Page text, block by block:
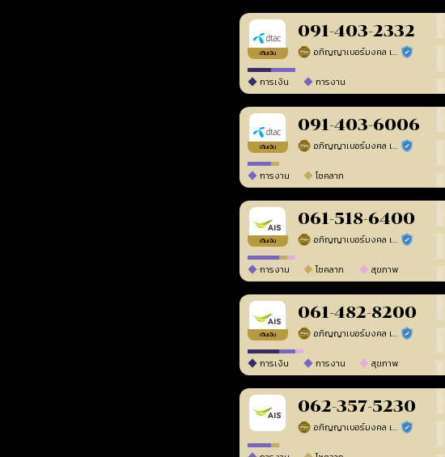
เติมเงิน
091-403-2332
อภิญญาเบอร์มงคล เบอร์สวยเลขศาสตร์ ร้านยืนยันแล้ว
การเงิน การงาน
เติมเงิน
091-403-6006
อภิญญาเบอร์มงคล เบอร์สวยเลขศาสตร์ ร้านยืนยันแล้ว
การงาน โชคลาภ
เติมเงิน
061-518-6400
อภิญญาเบอร์มงคล เบอร์สวยเลขศาสตร์ ร้านยืนยันแล้ว
การงาน โชคลาภ สุขภาพ
เติมเงิน
061-482-8200
อภิญญาเบอร์มงคล เบอร์สวยเลขศาสตร์ ร้านยืนยันแล้ว
การเงิน การงาน สุขภาพ
062-357-5230
อภิญญาเบอร์มงคล เบอร์สวยเลขศาสตร์ ร้านยืนยันแล้ว